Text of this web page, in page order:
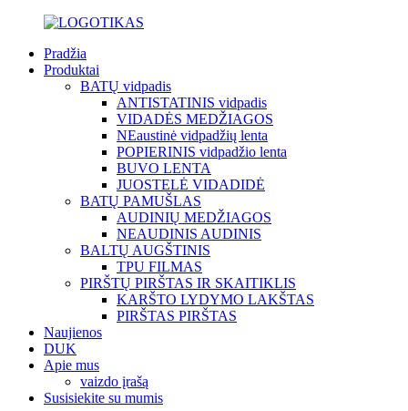
Pradžia
Produktai
BATŲ vidpadis
ANTISTATINIS vidpadis
VIDADĖS MEDŽIAGOS
NEaustinė vidpadžių lenta
POPIERINIS vidpadžio lenta
BUVO LENTA
JUOSTELĖ VIDADIDĖ
BATŲ PAMUŠLAS
AUDINIŲ MEDŽIAGOS
NEAUDINIS AUDINIS
BALTŲ AUGŠTINIS
TPU FILMAS
PIRŠTŲ PIRŠTAS IR SKAITIKLIS
KARŠTO LYDYMO LAKŠTAS
PIRŠTAS PIRŠTAS
Naujienos
DUK
Apie mus
vaizdo įrašą
Susisiekite su mumis